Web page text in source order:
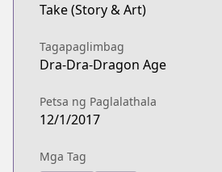
Take (Story & Art)
Tagapaglimbag
Dra-Dra-Dragon Age
Petsa ng Paglalathala
12/1/2017
Mga Tag